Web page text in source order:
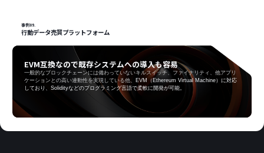
事例09.
行動データ売買プラットフォーム
EVM互換なので既存システムへの導入も容易
一般的なブロックチェーンには備わっていないキルスイッチ、ファイナリティ、他アプリ
ケーションとの高い連動性を実現している他、
EVM（Ethereum Virtual Machine）に対応
しており、Solidityなどのプログラミング言語で柔軟に開発が可能。